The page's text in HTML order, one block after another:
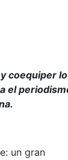
coequiper lo
el
un gran